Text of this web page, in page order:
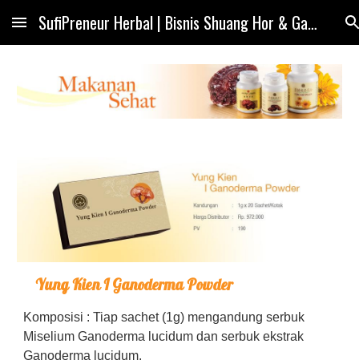
Skip to main content Skip to navigation
SufiPreneur Herbal | Bisnis Shuang Hor & Ganoderma Indonesia.
Yung Kien I Ganoderma Powder
Komposisi : Tiap sachet (1g) mengandung serbuk
Miselium Ganoderma lucidum dan serbuk ekstrak
Ganoderma lucidum.